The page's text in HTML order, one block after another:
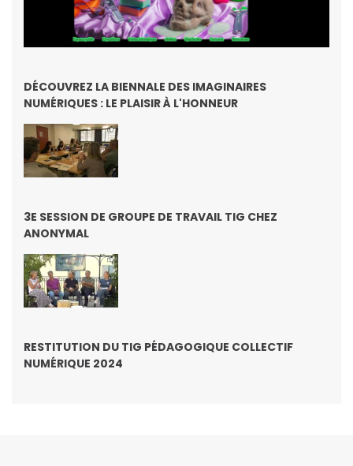
DÉCOUVREZ LA BIENNALE DES IMAGINAIRES
NUMÉRIQUES : LE PLAISIR À L'HONNEUR
3E SESSION DE GROUPE DE TRAVAIL TIG CHEZ
ANONYMAL
RESTITUTION DU TIG PÉDAGOGIQUE COLLECTIF
NUMÉRIQUE 2024